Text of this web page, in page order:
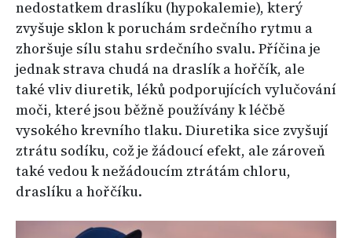
nedostatkem draslíku (hypokalemie), který
zvyšuje sklon k poruchám srdečního rytmu a
zhoršuje sílu stahu srdečního svalu. Příčina je
jednak strava chudá na draslík a hořčík, ale
také vliv diuretik, léků podporujících vylučování
moči, které jsou běžně používány k léčbě
vysokého krevního tlaku. Diuretika sice zvyšují
ztrátu sodíku, což je žádoucí efekt, ale zároveň
také vedou k nežádoucím ztrátám chloru,
draslíku a hořčíku.